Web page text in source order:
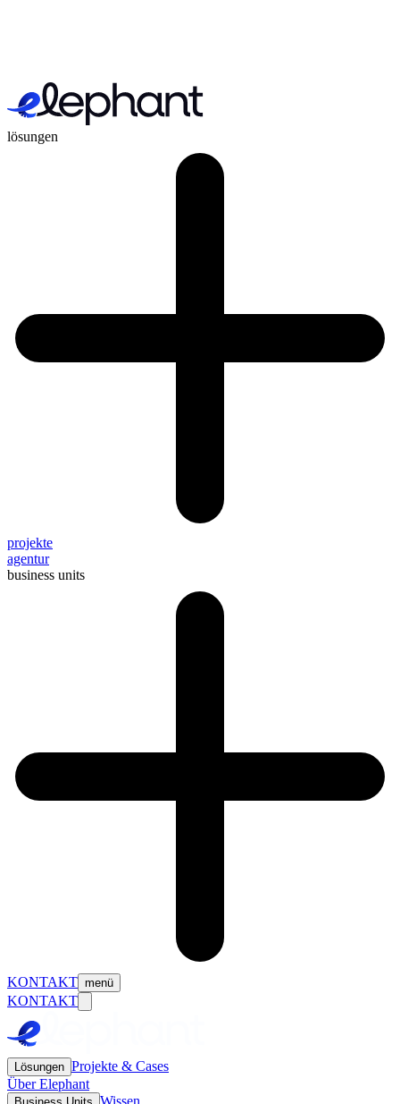
lösungen
projekte
agentur
business units
KONTAKT menü
KONTAKT
Lösungen Projekte & Cases
Über Elephant
Wissen